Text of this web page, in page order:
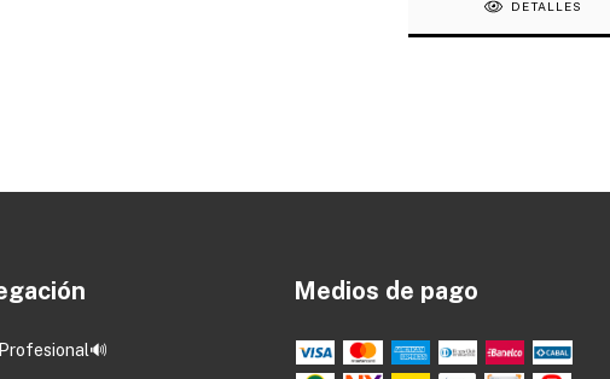
DETALLES
Medios de pago